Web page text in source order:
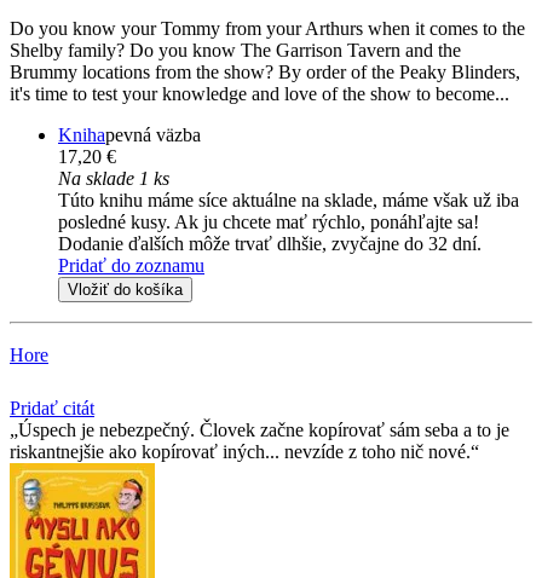
Do you know your Tommy from your Arthurs when it comes to the
Shelby family? Do you know The Garrison Tavern and the
Brummy locations from the show? By order of the Peaky Blinders,
it's time to test your knowledge and love of the show to become...
Knihapevná väzba
17,20 €
Na sklade 1 ks
Túto knihu máme síce aktuálne na sklade, máme však už iba
posledné kusy. Ak ju chcete mať rýchlo, ponáhľajte sa!
Dodanie ďalších môže trvať dlhšie, zvyčajne do 32 dní.
Pridať do zoznamu
Vložiť do košíka
Hore
Pridať citát
Úspech je nebezpečný. Človek začne kopírovať sám seba a to je
riskantnejšie ako kopírovať iných... nevzíde z toho nič nové.